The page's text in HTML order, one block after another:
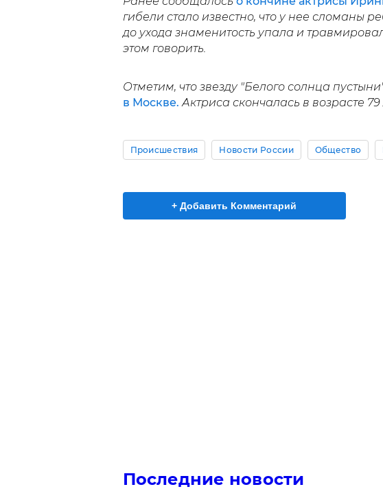
гибели стало известно, что у нее сломаны
до ухода знаменитость упала и
этом говорить.
Отметим, что звезду "Белого солнца
в Москве. Актриса скончалась в возрасте 79
Происшествия Новости России Общество
+ Добавить Комментарий
Последние новости